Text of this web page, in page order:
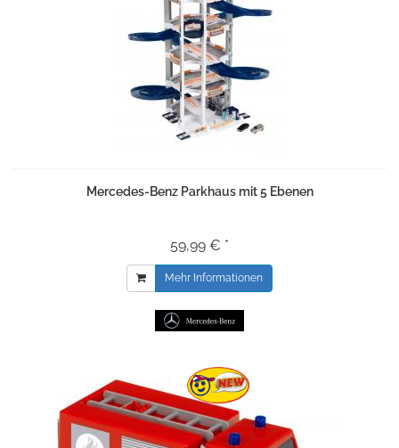
Mercedes-Benz Parkhaus mit 5 Ebenen
59,99 € *
Mehr Informationen